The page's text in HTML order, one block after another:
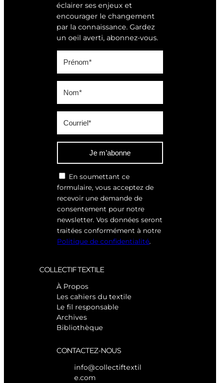
éclairer ses enjeux et
encourager le changement
par la connaissance. Gardez
un oeil averti, abonnez-vous.
Je m’abonne
En soumettant ce
formulaire, vous acceptez de
recevoir une demande de
consentement pour notre
newsletter. Vos données seront
traitées conformément à notre
Politique de confidentialité.
COLLECTIF TEXTILE
À Propos
Les cahiers du textile
Le fil responsable
Archives
Bibliothèque
CONTACTEZ-NOUS
info@collectiftextil
e.com